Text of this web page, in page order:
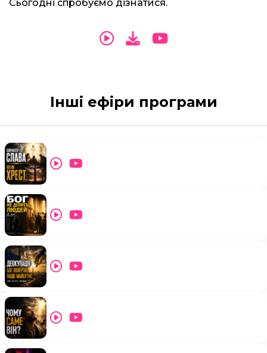
Сьогодні спробуємо дізнатися.
Інші ефіри програми